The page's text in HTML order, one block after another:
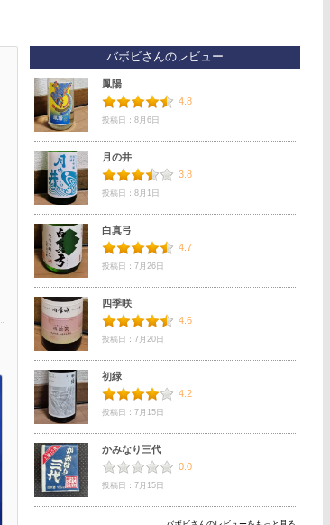
バボビさんのレビュー
鳳陽
4.8
投稿日：8月6日
月の井
3.8
投稿日：8月1日
白真弓
4.7
投稿日：7月26日
四季咲
4.6
投稿日：7月20日
初緑
4.2
投稿日：7月15日
かみなり三代
0.0
投稿日：7月15日